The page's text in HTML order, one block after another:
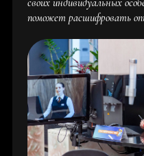
своих индивидуальных
поможет расшифровать